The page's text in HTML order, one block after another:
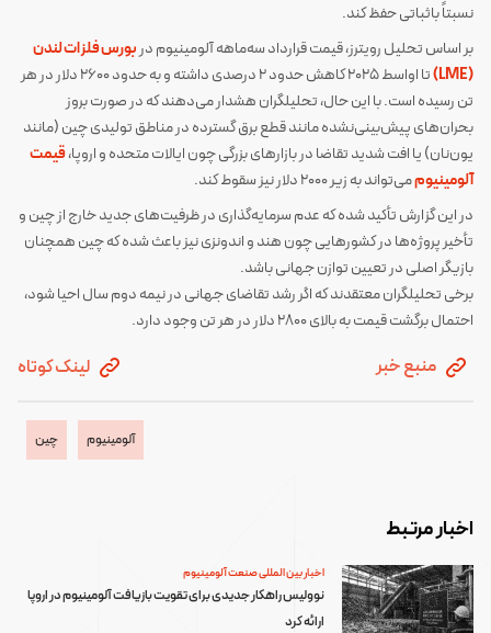
نسبتاً باثباتی حفظ کند.
بر اساس تحلیل رویترز، قیمت قرارداد سه‌ماهه آلومینیوم در بورس فلزات لندن
(LME)
تا اواسط ۲۰۲۵ کاهش حدود ۲ درصدی داشته و به حدود ۲۶۰۰ دلار در هر
تن رسیده است. با این حال، تحلیلگران هشدار می‌دهند که در صورت بروز
بحران‌های پیش‌بینی‌نشده مانند قطع برق گسترده در مناطق تولیدی چین (مانند
یون‌نان) یا افت شدید تقاضا در بازارهای بزرگی چون ایالات متحده و اروپا،قیمت
آلومینیوممی‌تواند به زیر ۲۰۰۰ دلار نیز سقوط کند.
در این گزارش تأکید شده که عدم سرمایه‌گذاری در ظرفیت‌های جدید خارج از چین و
تأخیر پروژه‌ها در کشورهایی چون هند و اندونزی نیز باعث شده که چین همچنان
بازیگر اصلی در تعیین توازن جهانی باشد.
برخی تحلیلگران معتقدند که اگر رشد تقاضای جهانی در نیمه دوم سال احیا شود،
احتمال برگشت قیمت به بالای ۲۸۰۰ دلار در هر تن وجود دارد.
منبع خبر لینک کوتاه
آلومینیوم چین
اخبار مرتبط
اخبار بین المللی صنعت آلومینیوم
نوولیس راهکار جدیدی برای تقویت بازیافت آلومینیوم در اروپا
ارائه کرد